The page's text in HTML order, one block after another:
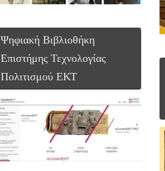
Ψηφιακή Βιβλιοθήκη
Επιστήμης Τεχνολογίας
Πολιτισμού ΕΚΤ